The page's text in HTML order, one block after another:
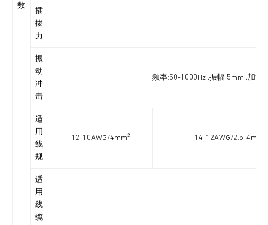
数
插
拔
力
振
动
冲
击
频率:50-1000Hz ,振幅:5mm ,加
适
用
线
规
12-10AWG/4mm² 14-12AWG/2.5-4mm²
适
用
线
缆